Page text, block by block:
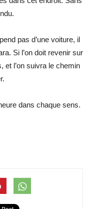
pas d’une voiture, il
Si l’on doit revenir sur
et l’on suivra le chemin
dans chaque sens.